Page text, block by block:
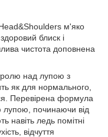
м'яко
блиск і
чистота доповнена
над лупою з
як для нормального,
Перевірена формула
починаючи від
навіть ледь помітні
відчуття